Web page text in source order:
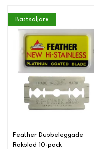
Bästsäljare
Feather Dubbeleggade
Rakblad 10-pack